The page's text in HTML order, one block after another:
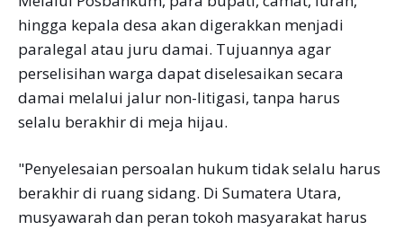
hingga kepala desa akan digerakkan menjadi
paralegal atau juru damai. Tujuannya agar
perselisihan warga dapat diselesaikan secara
damai melalui jalur non-litigasi, tanpa harus
selalu berakhir di meja hijau.
"Penyelesaian persoalan hukum tidak selalu harus
berakhir di ruang sidang. Di Sumatera Utara,
musyawarah dan peran tokoh masyarakat harus